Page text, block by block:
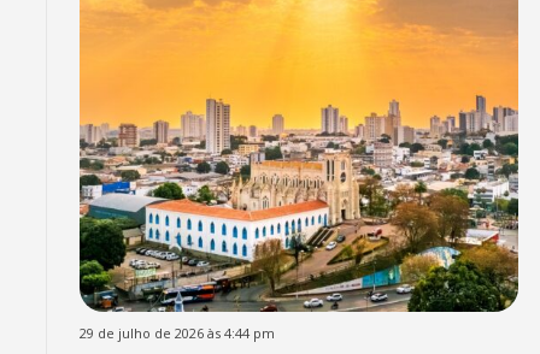
29 de julho de 2026 às 4:44 pm